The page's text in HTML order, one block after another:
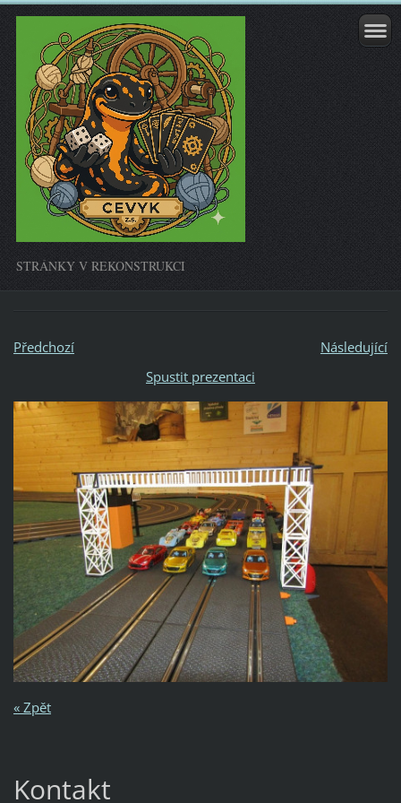
STRÁNKY V REKONSTRUKCI
Předchozí
Následující
Spustit prezentaci
« Zpět
Kontakt